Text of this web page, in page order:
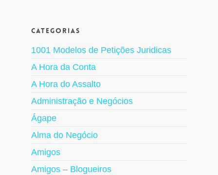
Categorias
1001 Modelos de Petições Juridicas
A Hora da Conta
A Hora do Assalto
Administração e Negócios
Ágape
Alma do Negócio
Amigos
Amigos – Blogueiros